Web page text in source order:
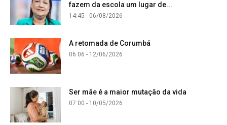
fazem da escola um lugar de...
14:45 - 06/08/2026
A retomada de Corumbá
06:06 - 12/06/2026
Ser mãe é a maior mutação da vida
07:00 - 10/05/2026